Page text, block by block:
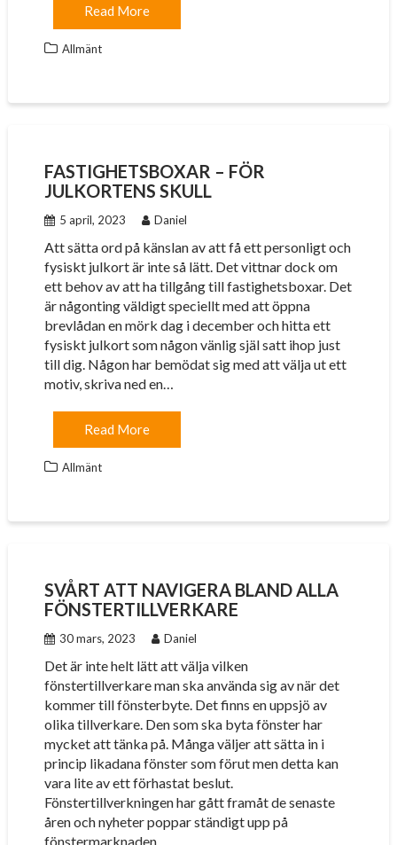
Read More
Allmänt
FASTIGHETSBOXAR – FÖR
JULKORTENS SKULL
5 april, 2023 Daniel
Att sätta ord på känslan av att få ett personligt och
fysiskt julkort är inte så lätt. Det vittnar dock om
ett behov av att ha tillgång till fastighetsboxar. Det
är någonting väldigt speciellt med att öppna
brevlådan en mörk dag i december och hitta ett
fysiskt julkort som någon vänlig själ satt ihop just
till dig. Någon har bemödat sig med att välja ut ett
motiv, skriva ned en…
Read More
Allmänt
SVÅRT ATT NAVIGERA BLAND ALLA
FÖNSTERTILLVERKARE
30 mars, 2023 Daniel
Det är inte helt lätt att välja vilken
fönstertillverkare man ska använda sig av när det
kommer till fönsterbyte. Det finns en uppsjö av
olika tillverkare. Den som ska byta fönster har
mycket att tänka på. Många väljer att sätta in i
princip likadana fönster som förut men detta kan
vara lite av ett förhastat beslut.
Fönstertillverkningen har gått framåt de senaste
åren och nyheter poppar ständigt upp på
fönstermarknaden.…